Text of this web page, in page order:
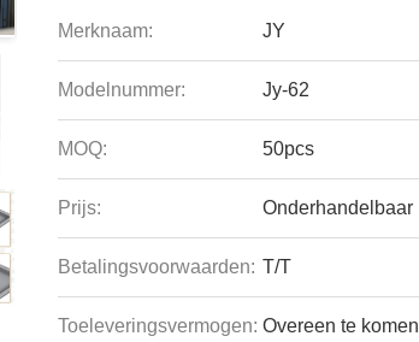
Merknaam: JY
Modelnummer: Jy-62
MOQ: 50pcs
Prijs: Onderhandelbaar
Betalingsvoorwaarden: T/T
Toeleveringsvermogen: Overeen te komen